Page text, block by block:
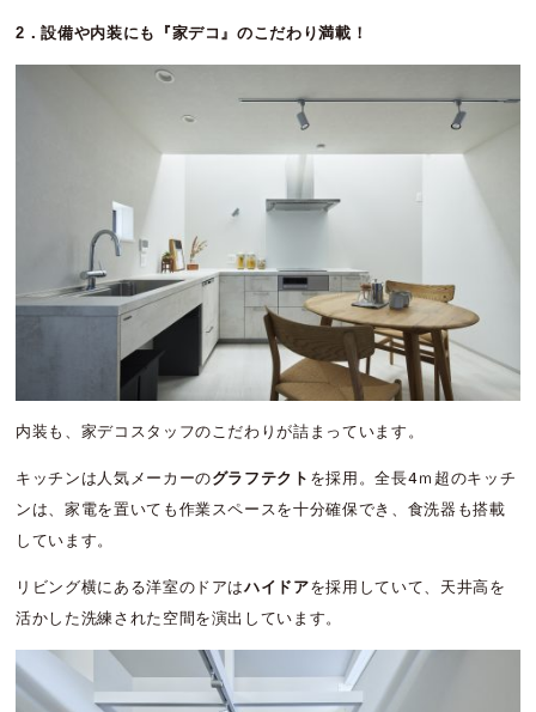
2．設備や内装にも『家デコ』のこだわり満載！
内装も、家デコスタッフのこだわりが詰まっています。
キッチンは人気メーカーのグラフテクト を採用。全長4ｍ超のキッチ
ンは、家電を置いても作業スペースを十分確保でき、食洗器も搭載
しています。
リビング横にある洋室のドアはハイドアを採用していて、天井高を
活かした洗練された空間を演出しています。